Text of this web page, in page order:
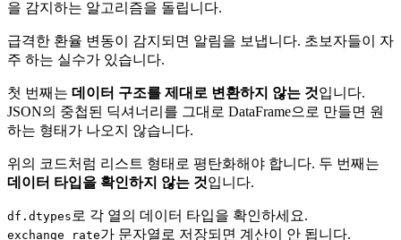
을 감지하는 알고리즘을 돌립니다.
급격한 환율 변동이 감지되면 알림을 보냅니다. 초보자들이 자
주 하는 실수가 있습니다.
첫 번째는 데이터 구조를 제대로 변환하지 않는 것입니다.
JSON의 중첩된 딕셔너리를 그대로 DataFrame으로 만들면 원
하는 형태가 나오지 않습니다.
위의 코드처럼 리스트 형태로 평탄화해야 합니다. 두 번째는
데이터 타입을 확인하지 않는 것입니다.
df.dtypes 로 각 열의 데이터 타입을 확인하세요.
exchange_rate가 문자열로 저장되면 계산이 안 됩니다.